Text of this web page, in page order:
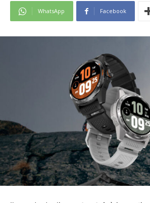
WhatsApp Facebook